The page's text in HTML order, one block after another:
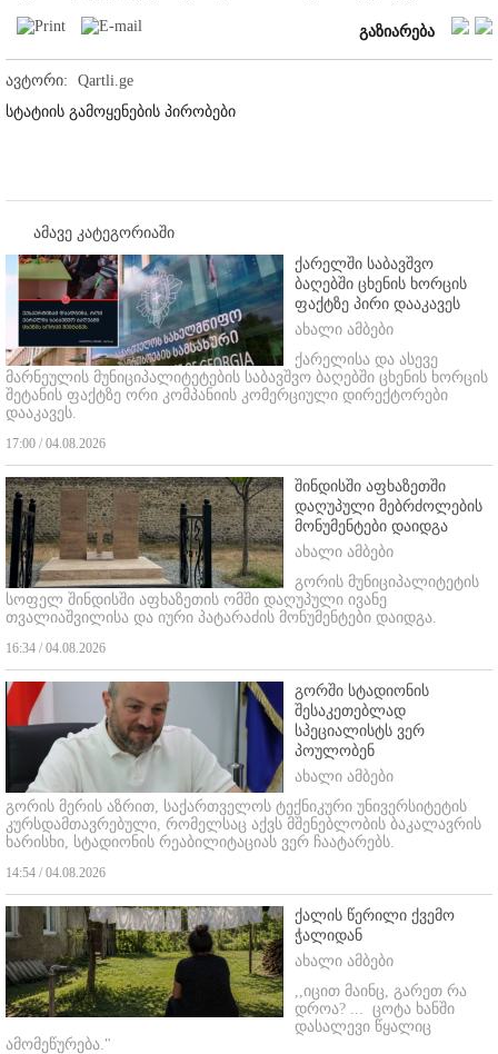
გაზიარება
ავტორი:
Qartli.ge
სტატიის გამოყენების პირობები
ამავე კატეგორიაში
ქარელში საბავშვო
ბაღებში ცხენის ხორცის
ფაქტზე პირი დააკავეს
ახალი ამბები
ქარელისა და ასევე
მარნეულის მუნიციპალიტეტების საბავშვო ბაღებში ცხენის ხორცის
შეტანის ფაქტზე ორი კომპანიის კომერციული დირექტორები
დააკავეს.
17:00 / 04.08.2026
შინდისში აფხაზეთში
დაღუპული მებრძოლების
მონუმენტები დაიდგა
ახალი ამბები
გორის მუნიციპალიტეტის
სოფელ შინდისში აფხაზეთის ომში დაღუპული ივანე
თვალიაშვილისა და იური პატარაძის მონუმენტები დაიდგა.
16:34 / 04.08.2026
გორში სტადიონის
შესაკეთებლად
სპეციალისტს ვერ
პოულობენ
ახალი ამბები
გორის მერის აზრით, საქართველოს ტექნიკური უნივერსიტეტის
კურსდამთავრებული, რომელსაც აქვს მშენებლობის ბაკალავრის
ხარისხი, სტადიონის რეაბილიტაციას ვერ ჩაატარებს.
14:54 / 04.08.2026
ქალის წერილი ქვემო
ჭალიდან
ახალი ამბები
,,იცით მაინც, გარეთ რა
დროა? ... ცოტა ხანში
დასალევი წყალიც
ამომეწურება."